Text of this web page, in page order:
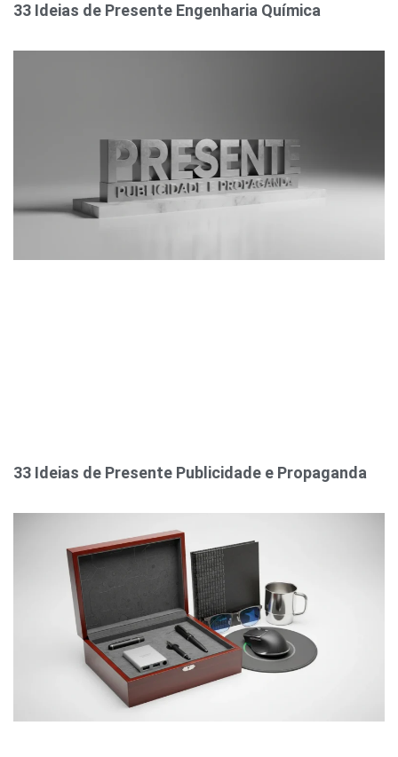
33 Ideias de Presente Engenharia Química
33 Ideias de Presente Publicidade e Propaganda